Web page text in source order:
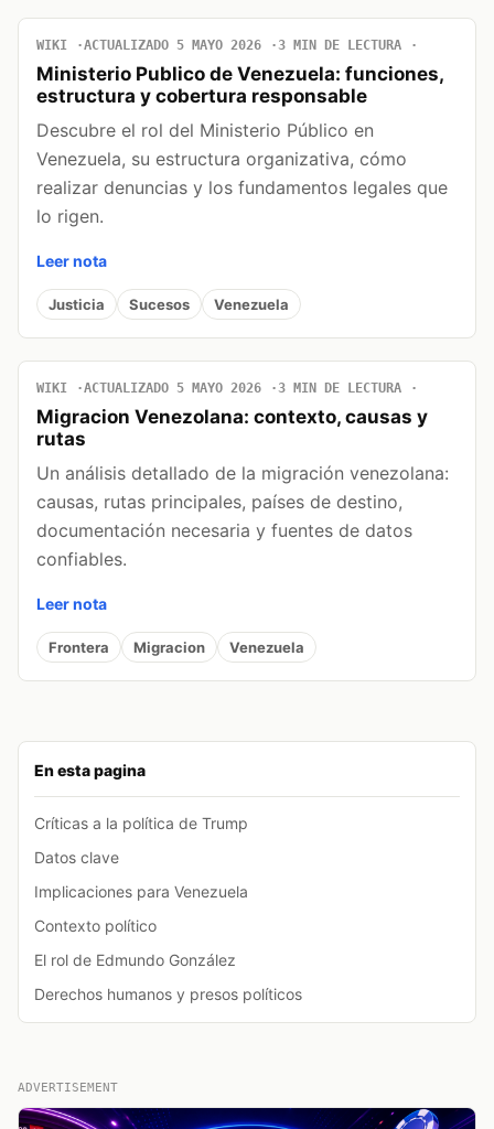
En esta pagina
Críticas a la política de Trump
Datos clave
Implicaciones para Venezuela
Contexto político
El rol de Edmundo González
Derechos humanos y presos políticos
WIKI ACTUALIZADO 5 MAYO 2026 3 MIN DE LECTURA
Ministerio Publico de Venezuela: funciones,
estructura y cobertura responsable
Descubre el rol del Ministerio Público en
Venezuela, su estructura organizativa, cómo
realizar denuncias y los fundamentos legales que
lo rigen.
Leer nota
Justicia Sucesos Venezuela
WIKI ACTUALIZADO 5 MAYO 2026 3 MIN DE LECTURA
Migracion Venezolana: contexto, causas y
rutas
Un análisis detallado de la migración venezolana:
causas, rutas principales, países de destino,
documentación necesaria y fuentes de datos
confiables.
Leer nota
Frontera Migracion Venezuela
ADVERTISEMENT